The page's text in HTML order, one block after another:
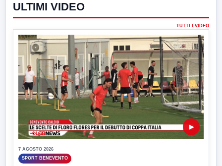
ULTIMI VIDEO
TUTTI I VIDEO
▶
7 AGOSTO 2026
SPORT BENEVENTO